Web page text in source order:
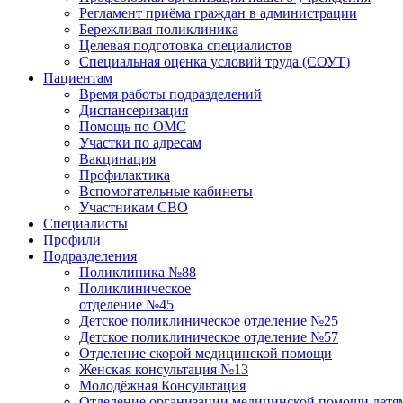
Регламент приёма граждан в администрации
Бережливая поликлиника
Целевая подготовка специалистов
Специальная оценка условий труда (СОУТ)
Пациентам
Время работы подразделений
Диспансеризация
Помощь по ОМС
Участки по адресам
Вакцинация
Профилактика
Вспомогательные кабинеты
Участникам СВО
Специалисты
Профили
Подразделения
Поликлиника №88
Поликлиническое
отделение №45
Детское поликлиническое отделение №25
Детское поликлиническое отделение №57
Отделение скорой медицинской помощи
Женская консультация №13
Молодёжная Консультация